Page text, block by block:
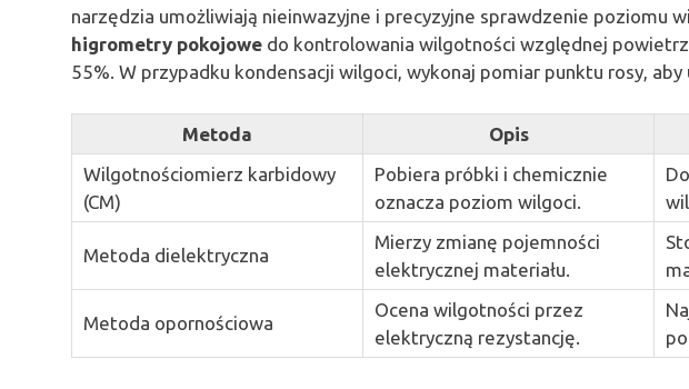
narzędzia umożliwiają nieinwazyjne i precyzyjne sprawdzenie poziomu
higrometry pokojowe do kontrolowania wilgotności względnej
55%. W przypadku kondensacji wilgoci, wykonaj pomiar punktu rosy,
Metoda Opis
Wilgotnościomierz karbidowy
(CM)
Pobiera próbki i chemicznie
oznacza poziom wilgoci.
Metoda dielektryczna
Mierzy zmianę pojemności
elektrycznej materiału.
Metoda opornościowa
Ocena wilgotności przez
elektryczną rezystancję.